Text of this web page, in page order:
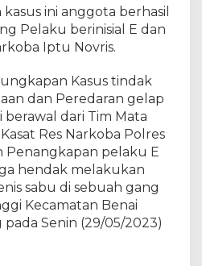
ini anggota berhasil
Pelaku berinisial E dan
Iptu Novris.
Kasus tindak
dan Peredaran gelap
berawal dari Tim Mata
Res Narkoba Polres
Penangkapan pelaku E
hendak melakukan
sabu di sebuah gang
Kecamatan Benai
Senin (29/05/2023)